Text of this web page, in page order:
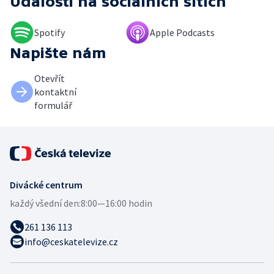
Spotify Apple Podcasts
Napište nám
Otevřít
kontaktní
formulář
Divácké centrum
každý všední den:8:00—16:00 hodin
261 136 113
info@ceskatelevize.cz